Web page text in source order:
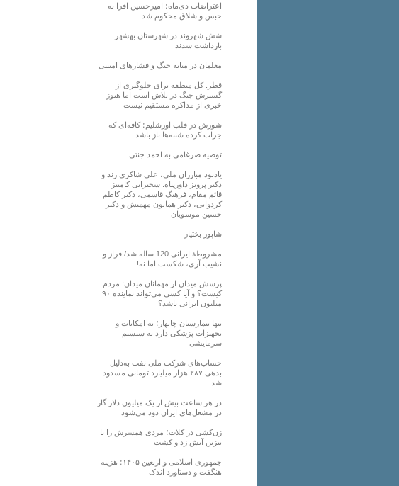
اعتراضات دی‌ماه؛ امیرحسین افرا به
حبس و شلاق محکوم شد
شش شهروند در شهرستان بهشهر
بازداشت شدند
معلمان در میانه جنگ و فشارهای امنیتی
قطر: کل منطقه برای جلوگیری از
گسترش جنگ در تلاش است اما هنوز
خبری از مذاکره مستقیم نیست
شورش در قلب اورشلیم؛ کافه‌ای که
جرات کرده شنبه‌ها باز باشد
توصیه ضرغامی به احمد جنتی
یادبود مبارزان ملی، علی شاکری زند و
دکتر پرویز داورپناه: سخنرانی کامبیز
قائم مقام، فرهنگ قاسمی، دکتر کاظم
کردوانی، دکتر همایون مهمنش و دکتر
حسین موسویان
شاپور بختیار
مشروطۀ ایرانی 120 ساله شد/ فراز و
نشیب آری، شکست اما نه!
پرسش میدان از مهمانان میدان: مردم
کیست؟ و آیا کسی می‌تواند نماینده ۹۰
میلیون ایرانی باشد؟
تنها بیمارستان چابهار؛ نه امکانات و
تجهیزات پزشکی دارد نه سیستم
سرمایشی
حساب‌های شرکت ملی نفت به‌دلیل
بدهی ۲۸۷ هزار میلیارد تومانی مسدود
شد
در هر ساعت بیش از یک میلیون دلار گاز
در مشعل‌های ایران دود می‌شود
زن‌کشی در کلات؛ مردی همسرش را با
بنزین آتش زد و کشت
جمهوری اسلامی و اربعین ۱۴۰۵؛ هزینه
هنگفت و دستاورد اندک